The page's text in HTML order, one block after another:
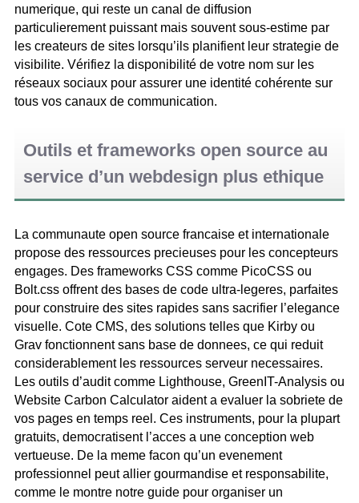
numerique, qui reste un canal de diffusion
particulierement puissant mais souvent sous-estime par
les createurs de sites lorsqu’ils planifient leur strategie de
visibilite. Vérifiez la disponibilité de votre nom sur les
réseaux sociaux pour assurer une identité cohérente sur
tous vos canaux de communication.
Outils et frameworks open source au
service d’un webdesign plus ethique
La communaute open source francaise et internationale
propose des ressources precieuses pour les concepteurs
engages. Des frameworks CSS comme PicoCSS ou
Bolt.css offrent des bases de code ultra-legeres, parfaites
pour construire des sites rapides sans sacrifier l’elegance
visuelle. Cote CMS, des solutions telles que Kirby ou
Grav fonctionnent sans base de donnees, ce qui reduit
considerablement les ressources serveur necessaires.
Les outils d’audit comme Lighthouse, GreenIT-Analysis ou
Website Carbon Calculator aident a evaluer la sobriete de
vos pages en temps reel. Ces instruments, pour la plupart
gratuits, democratisent l’acces a une conception web
vertueuse. De la meme facon qu’un evenement
professionnel peut allier gourmandise et responsabilite,
comme le montre notre guide pour organiser un